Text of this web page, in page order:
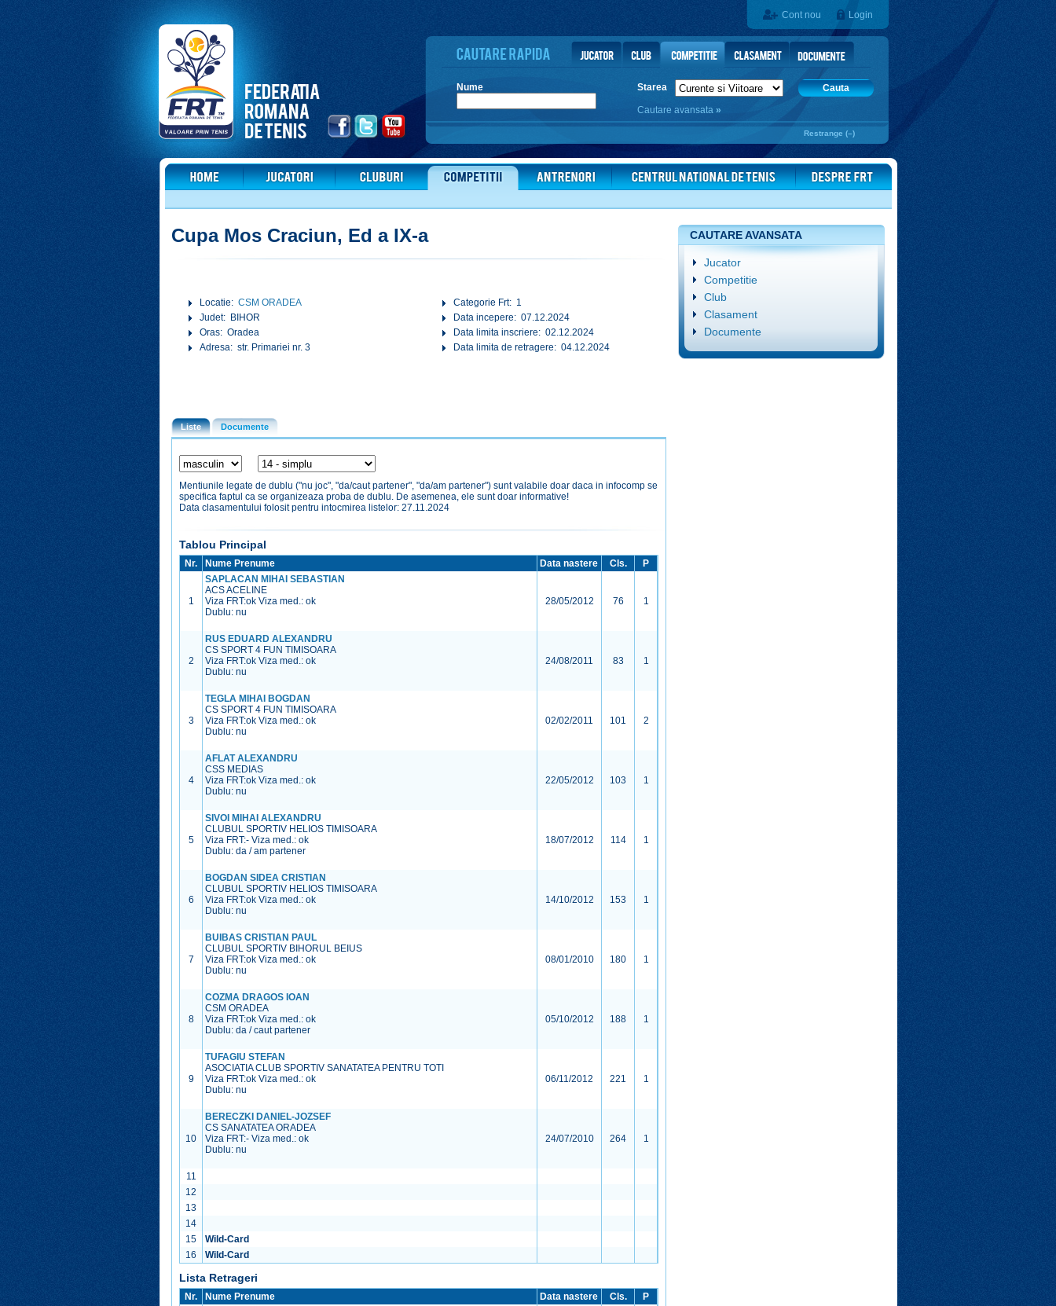
Cont nou Login
Nume Starea
Cauta
Cautare avansata »
Restrange (–)
Cupa Mos Craciun, Ed a IX-a
Locatie: CSM ORADEA
Judet: BIHOR
Oras: Oradea
Adresa: str. Primariei nr. 3
Categorie Frt: 1
Data incepere: 07.12.2024
Data limita inscriere: 02.12.2024
Data limita de retragere: 04.12.2024
Liste Documente
Mentiunile legate de dublu ("nu joc", "da/caut partener", "da/am partener") sunt valabile doar daca in infocomp se
specifica faptul ca se organizeaza proba de dublu. De asemenea, ele sunt doar informative!
Data clasamentului folosit pentru intocmirea listelor: 27.11.2024
Tablou Principal
Nr. Nume Prenume Data nastere Cls. P
1
SAPLACAN MIHAI SEBASTIAN
ACS ACELINE
Viza FRT:ok Viza med.: ok
Dublu: nu
28/05/2012 76 1
2
RUS EDUARD ALEXANDRU
CS SPORT 4 FUN TIMISOARA
Viza FRT:ok Viza med.: ok
Dublu: nu
24/08/2011 83 1
3
TEGLA MIHAI BOGDAN
CS SPORT 4 FUN TIMISOARA
Viza FRT:ok Viza med.: ok
Dublu: nu
02/02/2011 101 2
4
AFLAT ALEXANDRU
CSS MEDIAS
Viza FRT:ok Viza med.: ok
Dublu: nu
22/05/2012 103 1
5
SIVOI MIHAI ALEXANDRU
CLUBUL SPORTIV HELIOS TIMISOARA
Viza FRT:- Viza med.: ok
Dublu: da / am partener
18/07/2012 114 1
6
BOGDAN SIDEA CRISTIAN
CLUBUL SPORTIV HELIOS TIMISOARA
Viza FRT:ok Viza med.: ok
Dublu: nu
14/10/2012 153 1
7
BUIBAS CRISTIAN PAUL
CLUBUL SPORTIV BIHORUL BEIUS
Viza FRT:ok Viza med.: ok
Dublu: nu
08/01/2010 180 1
8
COZMA DRAGOS IOAN
CSM ORADEA
Viza FRT:ok Viza med.: ok
Dublu: da / caut partener
05/10/2012 188 1
9
TUFAGIU STEFAN
ASOCIATIA CLUB SPORTIV SANATATEA PENTRU TOTI
Viza FRT:ok Viza med.: ok
Dublu: nu
06/11/2012 221 1
10
BERECZKI DANIEL-JOZSEF
CS SANATATEA ORADEA
Viza FRT:- Viza med.: ok
Dublu: nu
24/07/2010 264 1
11
12
13
14
15
Wild-Card
16
Wild-Card
Lista Retrageri
Nr. Nume Prenume Data nastere Cls. P
CAUTARE AVANSATA
Jucator
Competitie
Club
Clasament
Documente